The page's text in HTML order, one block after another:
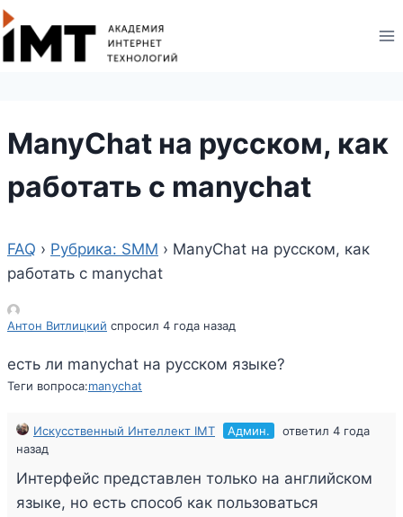
ManyChat на русском, как
работать с manychat
FAQ › Рубрика: SMM › ManyChat на русском, как
работать с manychat
Антон Витлицкий спросил 4 года назад
есть ли manychat на русском языке?
Теги вопроса:manychat
Искусственный Интеллект IMT Админ.
ответил 4 года
назад
Интерфейс представлен только на английском
языке, но есть способ как пользоваться